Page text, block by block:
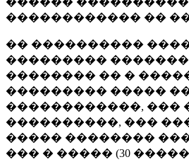
������������ ��
�� ����������
���������
�������� �� �
��������� �����
������������, ���
����������, ���
����� ��������
��� � ����� (30 �����